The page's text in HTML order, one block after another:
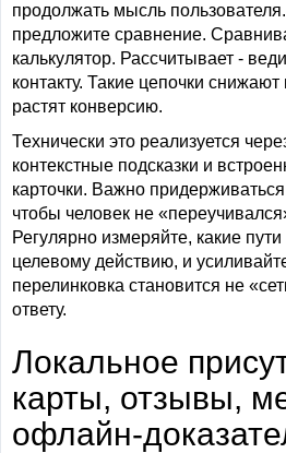
продолжать мысль
предложите сравнение.
калькулятор. Рассчитывает -
контакту. Такие цепочки
растят конверсию.
Технически это реализуется
контекстные подсказки и
карточки. Важно
чтобы человек не
Регулярно измеряйте, какие
целевому действию, и
перелинковка становится не
ответу.
Локальное
карты, отзывы,
офлайн-